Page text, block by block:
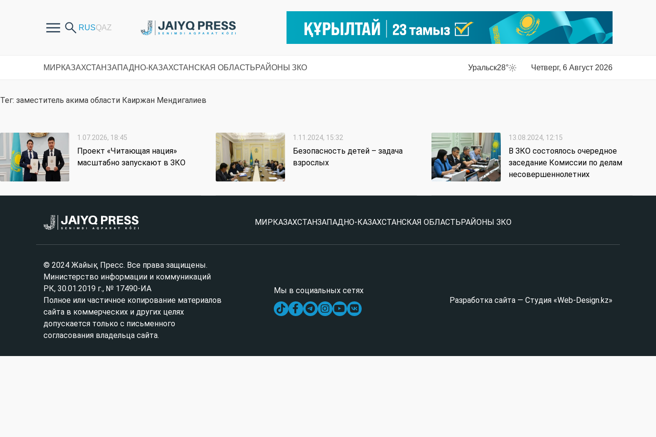
МИРКАЗАХСТАНЗАПАДНО-КАЗАХСТАНСКАЯ ОБЛАСТЬРАЙОНЫ ЗКО Уральск28° Четверг, 6 Август 2026
Тег: заместитель акима области Каиржан Мендигалиев
1.07.2026, 18:45
Проект «Читающая нация»
масштабно запускают в ЗКО
1.11.2024, 15:32
Безопасность детей – задача
взрослых
13.08.2024, 12:15
В ЗКО состоялось очередное
заседание Комиссии по делам
несовершеннолетних
МИР КАЗАХСТАНЗАПАДНО-КАЗАХСТАНСКАЯ ОБЛАСТЬ РАЙОНЫ ЗКО
© 2024 Жайық Пресс. Все права защищены.
Министерство информации и коммуникаций
РК, 30.01.2019 г., № 17490-ИА
Полное или частичное копирование материалов
сайта в коммерческих и других целях
допускается только с письменного
согласования владельца сайта.
Мы в социальных сетях
Разработка сайта — Студия «Web-Design.kz»